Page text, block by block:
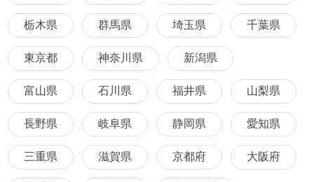
栃木県 群馬県 埼玉県 千葉県
東京都 神奈川県 新潟県
富山県 石川県 福井県 山梨県
長野県 岐阜県 静岡県 愛知県
三重県 滋賀県 京都府 大阪府